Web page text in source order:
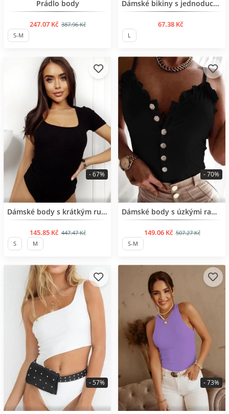
BESTSELLER
Prádlo body
247.07 Kč 387.96 Kč
S-M
BESTSELLERDámské bikiny s jednoduchým designem
67.38 Kč
L
BESTSELLERDámské body s krátkým rukávem
145.85 Kč 447.47 Kč
- 67%
S M
BESTSELLER
Dámské body s úzkými ramínky
149.06 Kč 507.27 Kč
- 70%
S-M
- 57% - 73%